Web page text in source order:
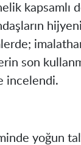
kapsamlı
son
incelendi.
yoğun